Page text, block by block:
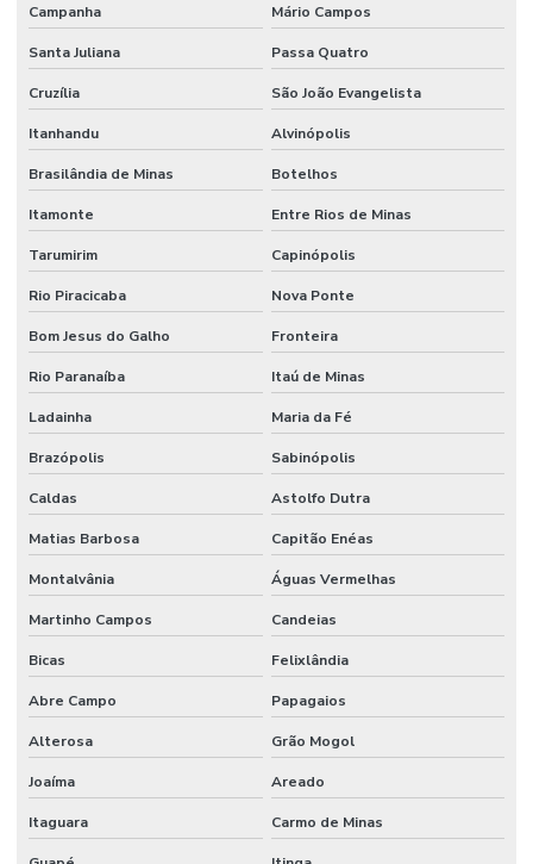
Campanha Mário Campos
Santa Juliana Passa Quatro
Cruzília São João Evangelista
Itanhandu Alvinópolis
Brasilândia de Minas Botelhos
Itamonte Entre Rios de Minas
Tarumirim Capinópolis
Rio Piracicaba Nova Ponte
Bom Jesus do Galho Fronteira
Rio Paranaíba Itaú de Minas
Ladainha Maria da Fé
Brazópolis Sabinópolis
Caldas Astolfo Dutra
Matias Barbosa Capitão Enéas
Montalvânia Águas Vermelhas
Martinho Campos Candeias
Bicas Felixlândia
Abre Campo Papagaios
Alterosa Grão Mogol
Joaíma Areado
Itaguara Carmo de Minas